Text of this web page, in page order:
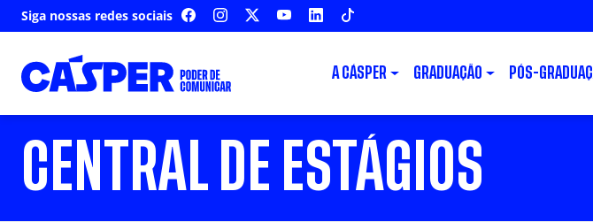
Siga nossas redes sociais FACEBOOKINSTAGRAM YOUTUBELINKEDIN
A CÁSPER GRADUAÇÃO PÓS-
CENTRAL DE ESTÁGIOS